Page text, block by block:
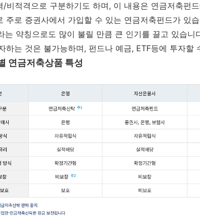
/비적격으로 구분하기도 하며, 이 내용은 연금저축펀
주로 증권사에서 가입할 수 있는 연금저축펀드가 있
는 약칭으로도 많이 불릴 만큼 큰 인기를 끌고 있습니
하는 것은 불가능하며, 펀드나 예금, ETF등에 투자할
연금저축상품 특성